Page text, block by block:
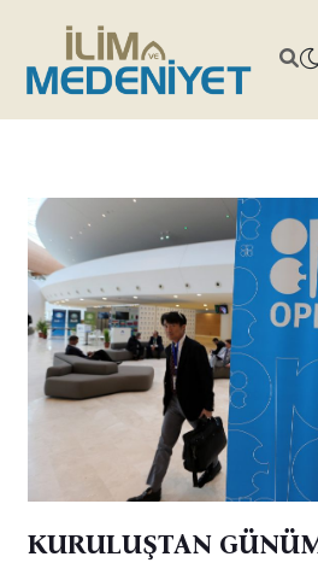
KURULUŞTAN